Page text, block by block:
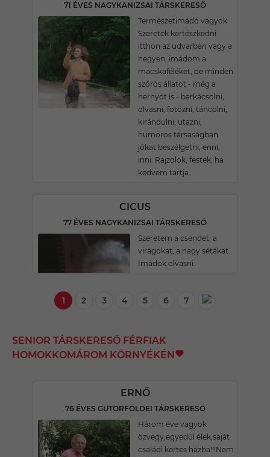
71 ÉVES NAGYKANIZSAI TÁRSKERESŐ
Természetimádó vagyok.
Szeretek kertészkedni
itthon az udvarban vagy a
hegyen, imádom a
macskaféléket, de minden
szőrös állatot - még a
hernyót is - barkácsolni,
olvasni, fotózni, táncolni,
kirándulni, utazni,
humoros társaságban
jókat beszélgetni, enni,
inni. Rajzolok, festek, ha
kedvem tartja.
CICUS
77 ÉVES NAGYKANIZSAI TÁRSKERESŐ
Szeretem a csendet, a
virágokat, a nagy sétákat.
Imádok olvasni.
1 2 3 4 5 6 7
SENIOR TÁRSKERESŐ FÉRFIAK
HOMOKKOMÁROM KÖRNYÉKÉN
ERNŐ
76 ÉVES GUTORFÖLDEI TÁRSKERESŐ
Három éve vagyok
özvegy,egyedül élek,saját
családi kertes házba!!!Nem